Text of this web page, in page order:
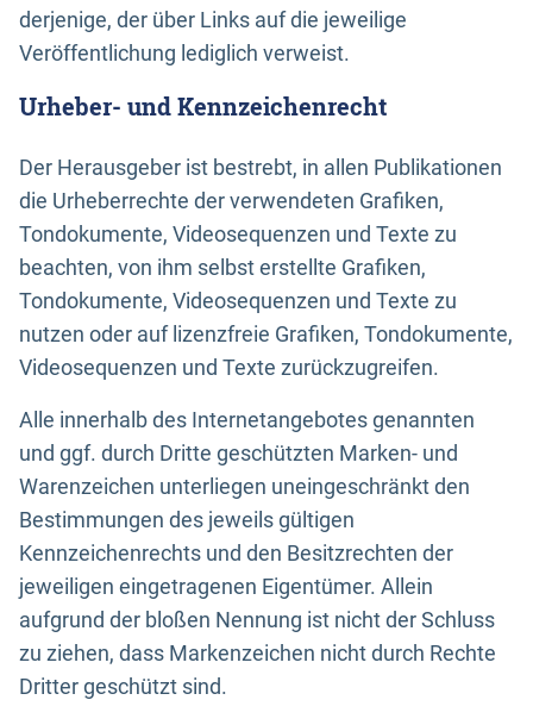
derjenige, der über Links auf die jeweilige
Veröffentlichung lediglich verweist.
Urheber- und Kennzeichenrecht
Der Herausgeber ist bestrebt, in allen Publikationen
die Urheberrechte der verwendeten Grafiken,
Tondokumente, Videosequenzen und Texte zu
beachten, von ihm selbst erstellte Grafiken,
Tondokumente, Videosequenzen und Texte zu
nutzen oder auf lizenzfreie Grafiken, Tondokumente,
Videosequenzen und Texte zurückzugreifen.
Alle innerhalb des Internetangebotes genannten
und ggf. durch Dritte geschützten Marken- und
Warenzeichen unterliegen uneingeschränkt den
Bestimmungen des jeweils gültigen
Kennzeichenrechts und den Besitzrechten der
jeweiligen eingetragenen Eigentümer. Allein
aufgrund der bloßen Nennung ist nicht der Schluss
zu ziehen, dass Markenzeichen nicht durch Rechte
Dritter geschützt sind.